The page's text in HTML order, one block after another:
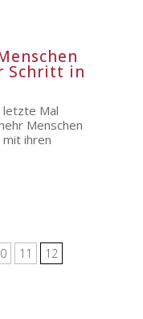
Schritt in
letzte Mal
Menschen
ihren
11 12